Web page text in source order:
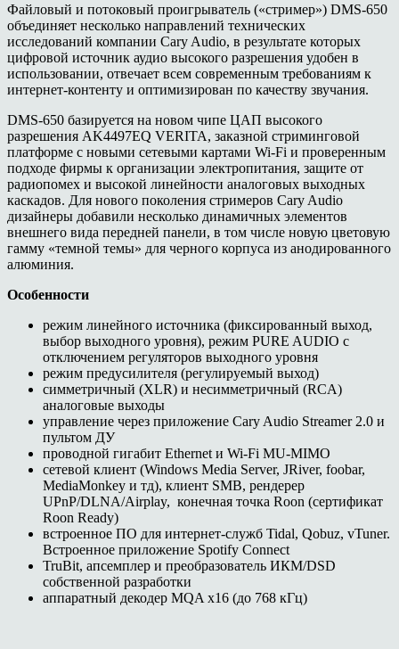
Файловый и потоковый проигрыватель («стример») DMS-650
объединяет несколько направлений технических
исследований компании Cary Audio, в результате которых
цифровой источник аудио высокого разрешения удобен в
использовании, отвечает всем современным требованиям к
интернет-контенту и оптимизирован по качеству звучания.
DMS-650 базируется на новом чипе ЦАП высокого
разрешения AK4497EQ VERITA, заказной стриминговой
платформе с новыми сетевыми картами Wi-Fi и проверенным
подходе фирмы к организации электропитания, защите от
радиопомех и высокой линейности аналоговых выходных
каскадов. Для нового поколения стримеров Cary Audio
дизайнеры добавили несколько динамичных элементов
внешнего вида передней панели, в том числе новую цветовую
гамму «темной темы» для черного корпуса из анодированного
алюминия.
Особенности
режим линейного источника (фиксированный выход,
выбор выходного уровня), режим PURE AUDIO с
отключением регуляторов выходного уровня
режим предусилителя (регулируемый выход)
симметричный (XLR) и несимметричный (RCA)
аналоговые выходы
управление через приложение Cary Audio Streamer 2.0 и
пультом ДУ
проводной гигабит Ethernet и Wi-Fi MU-MIMO
сетевой клиент (Windows Media Server, JRiver, foobar,
MediaMonkey и тд), клиент SMB, рендерер
UPnP/DLNA/Airplay, конечная точка Roon (сертификат
Roon Ready)
встроенное ПО для интернет-служб Tidal, Qobuz, vTuner.
Встроенное приложение Spotify Connect
TruBit, апсемплер и преобразователь ИКМ/DSD
собственной разработки
аппаратный декодер MQA x16 (до 768 кГц)